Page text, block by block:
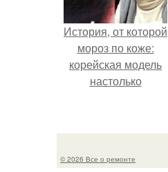
История, от которой
мороз по коже:
корейская модель
настолько
вколола себе в
масло.
© 2026 Все о ремонте